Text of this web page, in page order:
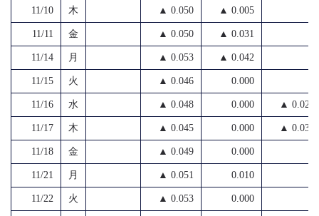
11/10 木 ▲ 0.050 ▲ 0.005
11/11 金 ▲ 0.050 ▲ 0.031
11/14 月 ▲ 0.053 ▲ 0.042
11/15 火 ▲ 0.046 0.000
11/16 水 ▲ 0.048 0.000 ▲ 0.029
11/17 木 ▲ 0.045 0.000 ▲ 0.035
11/18 金 ▲ 0.049 0.000
11/21 月 ▲ 0.051 0.010
11/22 火 ▲ 0.053 0.000